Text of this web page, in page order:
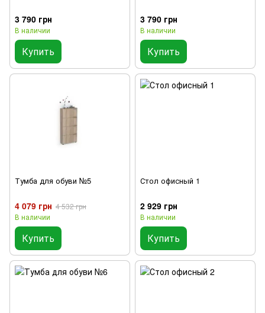
3 790 грн
В наличии
Купить
3 790 грн
В наличии
Купить
Тумба для обуви №5
4 079 грн 4 532 грн
В наличии
Купить
Стол офисный 1
2 929 грн
В наличии
Купить